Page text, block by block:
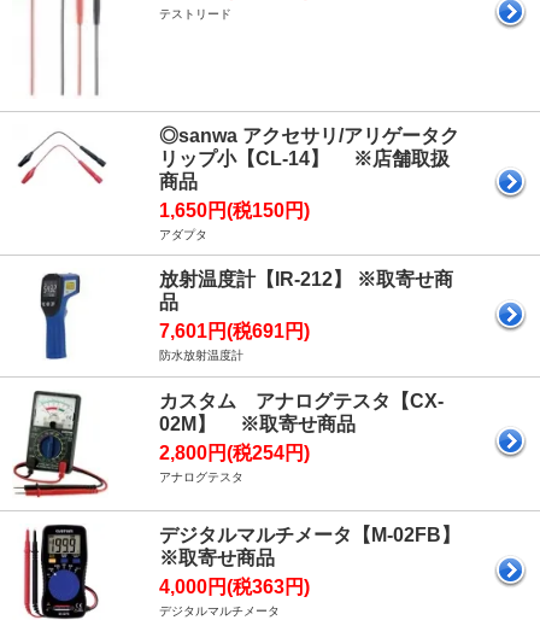
テストリード
◎sanwa アクセサリ/アリゲータク
リップ小【CL-14】 ※店舗取扱
商品
1,650円(税150円)
アダプタ
放射温度計【IR-212】 ※取寄せ商
品
7,601円(税691円)
防水放射温度計
カスタム アナログテスタ【CX-
02M】 ※取寄せ商品
2,800円(税254円)
アナログテスタ
デジタルマルチメータ【M-02FB】
※取寄せ商品
4,000円(税363円)
デジタルマルチメータ